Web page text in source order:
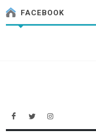
FACEBOOK